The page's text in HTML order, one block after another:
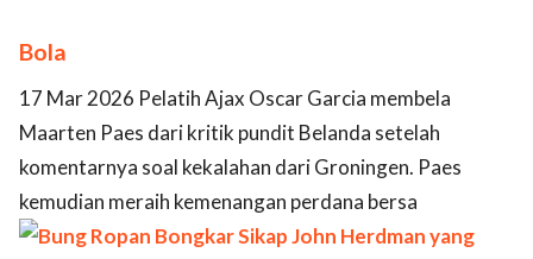
Bola
17 Mar 2026 Pelatih Ajax Oscar Garcia membela
Maarten Paes dari kritik pundit Belanda setelah
komentarnya soal kekalahan dari Groningen. Paes
kemudian meraih kemenangan perdana bersa